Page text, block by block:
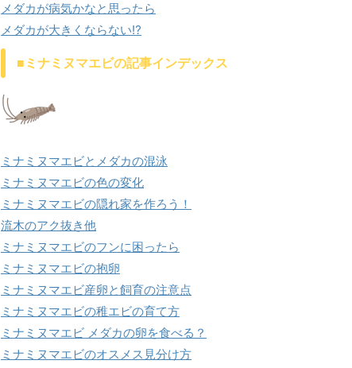
メダカが病気かなと思ったら
メダカが大きくならない⁉
■ミナミヌマエビの記事インデックス
ミナミヌマエビとメダカの混泳
ミナミヌマエビの色の変化
ミナミヌマエビの隠れ家を作ろう！
流木のアク抜き他
ミナミヌマエビのフンに困ったら
ミナミヌマエビの抱卵
ミナミヌマエビ産卵と飼育の注意点
ミナミヌマエビの稚エビの育て方
ミナミヌマエビ メダカの卵を食べる？
ミナミヌマエビのオスメス見分け方